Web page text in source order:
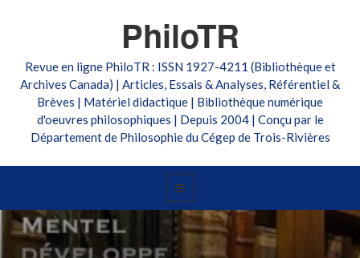
PhiloTR
Revue en ligne PhiloTR : ISSN 1927-4211 (Bibliothèque et
Archives Canada) | Articles, Essais & Analyses, Référentiel &
Brèves | Matériel didactique | Bibliothèque numérique
d'oeuvres philosophiques | Depuis 2004 | Conçu par le
Département de Philosophie du Cégep de Trois-Rivières